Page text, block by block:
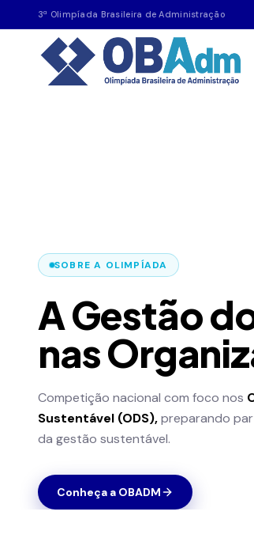
3ª Olimpíada Brasileira de Administração
SOBRE A OLIMPÍADA
A Gestão
nas
Competição nacional com foco nos
Sustentável (ODS),preparando
da gestão sustentável.
Conheça a OBADM